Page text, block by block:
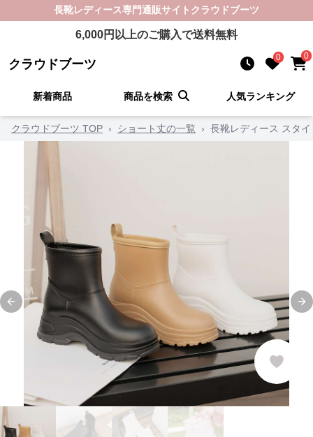
長靴レディース専門通販サイト クラウドブーツ
6,000円以上のご購入で送料無料
クラウドブーツ 0 0
新着商品 商品を検索 人気ランキング
クラウドブーツ TOP › ショート丈の一覧 › 長靴レディース スタ
Previous slide